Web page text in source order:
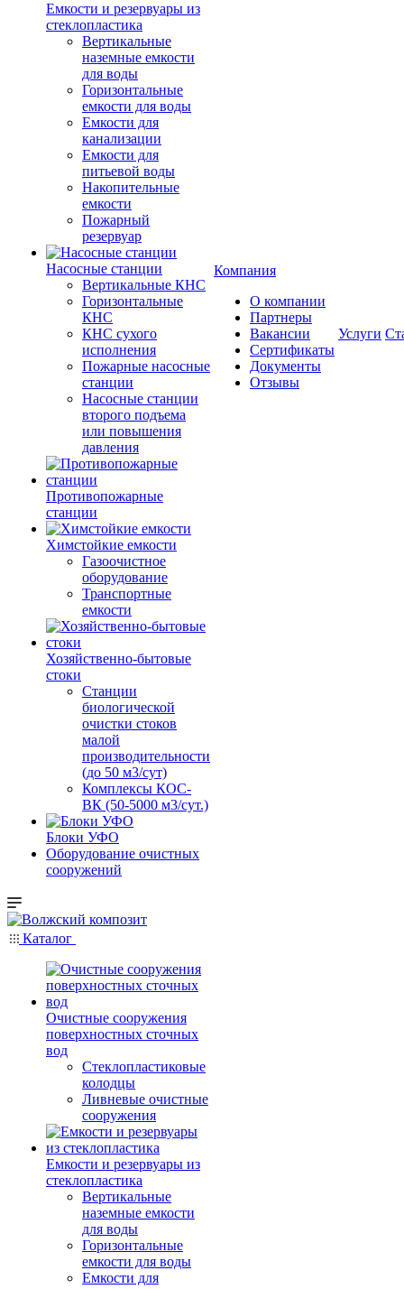
Емкости и резервуары из
стеклопластика
Вертикальные
наземные емкости
для воды
Горизонтальные
емкости для воды
Емкости для
канализации
Емкости для
питьевой воды
Накопительные
емкости
Пожарный
резервуар
Насосные станции
Вертикальные КНС
Горизонтальные
КНС
КНС сухого
исполнения
Пожарные насосные
станции
Насосные cтанции
второго подъема
или повышения
давления
Противопожарные
станции
Химстойкие емкости
Газоочистное
оборудование
Транспортные
емкости
Хозяйственно-бытовые
стоки
Станции
биологической
очистки стоков
малой
производительности
(до 50 м3/сут)
Комплексы КОС-
ВК (50-5000 м3/сут.)
Блоки УФО
Оборудование очистных
сооружений
Компания
О компании
Партнеры
Вакансии
Сертификаты
Документы
Отзывы
Услуги
Каталог
Очистные сооружения
поверхностных сточных
вод
Стеклопластиковые
колодцы
Ливневые очистные
сооружения
Емкости и резервуары из
стеклопластика
Вертикальные
наземные емкости
для воды
Горизонтальные
емкости для воды
Емкости для